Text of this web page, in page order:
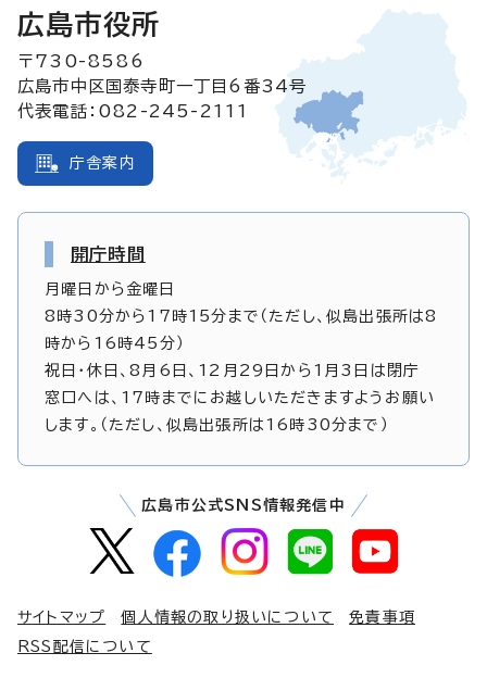
広島市役所
〒730-8586
広島市中区国泰寺町一丁目6番34号
代表電話：082-245-2111
庁舎案内
開庁時間
月曜日から金曜日
8時30分から17時15分まで（ただし、似島出張所は8
時から16時45分）
祝日・休日、8月6日、12月29日から1月3日は閉庁
窓口へは、17時までにお越しいただきますようお願い
します。（ただし、似島出張所は16時30分まで）
広島市公式SNS情報発信中
サイトマップ 個人情報の取り扱いについて
免責事項
RSS配信について